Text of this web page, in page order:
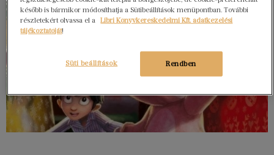
később is bármikor módosíthatja a Sütibeállítások menüpontban. További
részletekért olvassa el a
Libri Könyvkereskedelmi Kft. adatkezelési
tájékoztatóját!
Rendben
Süti beállítások